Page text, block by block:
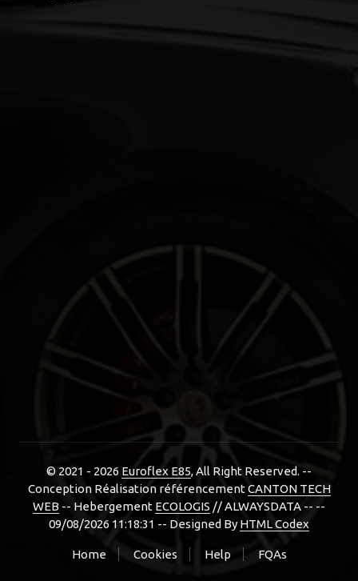
© 2021 - 2026 Euroflex E85, All Right Reserved. --
Conception Réalisation référencementCANTON TECH
WEB -- Hebergement ECOLOGIS // ALWAYSDATA -- --
09/08/2026 11:18:31 -- Designed By HTML Codex
Home Cookies Help FQAs